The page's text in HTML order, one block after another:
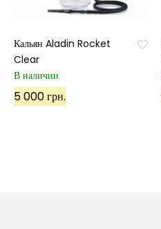
Кальян Aladin Rocket
Clear
В наличии
5 000 грн.